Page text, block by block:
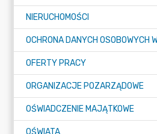
NIERUCHOMOŚCI
OFERTY PRACY
ORGANIZACJE POZARZĄDOWE
OŚWIADCZENIE MAJĄTKOWE
OŚWIATA